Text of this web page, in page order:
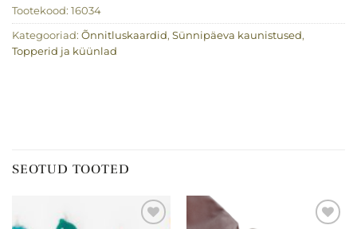
Tootekood: 16034
Kategooriad: Õnnitluskaardid, Sünnipäeva kaunistused,
Topperid ja küünlad
SEOTUD TOOTED